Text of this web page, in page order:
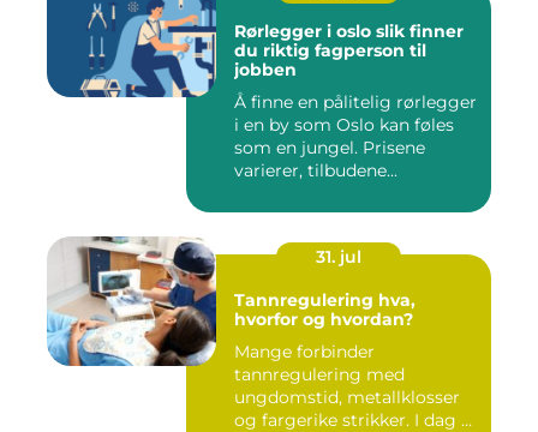
Rørlegger i oslo slik finner
du riktig fagperson til
jobben
Å finne en pålitelig rørlegger
i en by som Oslo kan føles
som en jungel. Prisene
varierer, tilbudene...
31. jul
Tannregulering hva,
hvorfor og hvordan?
Mange forbinder
tannregulering med
ungdomstid, metallklosser
og fargerike strikker. I dag er